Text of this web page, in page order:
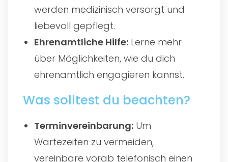
werden medizinisch versorgt und
liebevoll gepflegt.
Ehrenamtliche Hilfe: Lerne mehr
über Möglichkeiten, wie du dich
ehrenamtlich engagieren kannst.
Was solltest du beachten?
Terminvereinbarung: Um
Wartezeiten zu vermeiden,
vereinbare vorab telefonisch einen